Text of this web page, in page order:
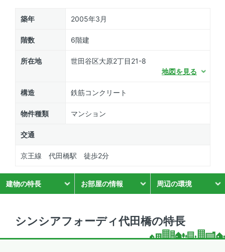
築年 2005年3月
階数 6階建
所在地
世田谷区大原2丁目21-8
地図を見る
構造 鉄筋コンクリート
物件種類 マンション
交通
京王線 代田橋駅 徒歩2分
建物の特長 お部屋の情報 周辺の環境
シンシアフォーディ代田橋の特長